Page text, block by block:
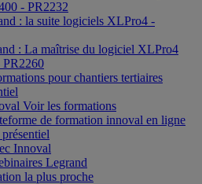
- PR2232
: la suite logiciels XLPro4 -
: La maîtrise du logiciel XLPro4
PR2260
pour chantiers tertiaires
Voir les formations
de formation innoval en ligne
Innoval
Legrand
la plus proche